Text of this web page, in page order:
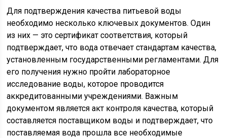
Для подтверждения качества питьевой воды
необходимо несколько ключевых документов. Один
из них — это сертификат соответствия, который
подтверждает, что вода отвечает стандартам качества,
установленным государственными регламентами. Для
его получения нужно пройти лабораторное
исследование воды, которое проводится
аккредитованными учреждениями. Важным
документом является акт контроля качества, который
составляется поставщиком воды и подтверждает, что
поставляемая вода прошла все необходимые